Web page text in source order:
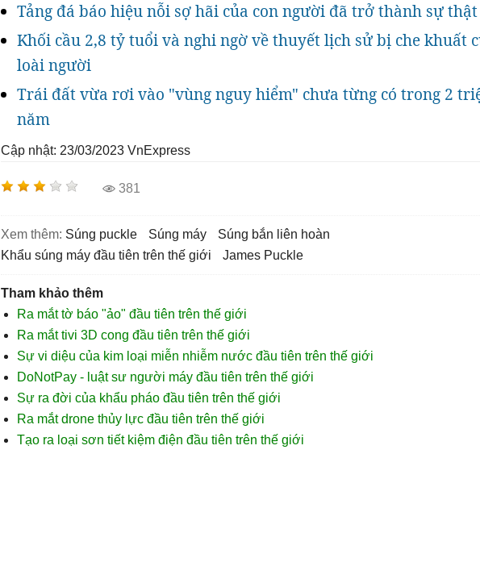
Tảng đá báo hiệu nỗi sợ hãi của con người đã trở thành sự thật
Khối cầu 2,8 tỷ tuổi và nghi ngờ về thuyết lịch sử bị che khuất
loài người
Trái đất vừa rơi vào "vùng nguy hiểm" chưa từng có trong 2
năm
Cập nhật: 23/03/2023 VnExpress
381
Xem thêm: súng puckle súng máy
súng bắn liên hoàn
khẩu súng máy đầu tiên trên thế giới
James Puckle
Tham khảo thêm
Ra mắt tờ báo "ảo" đầu tiên trên thế giới
Ra mắt tivi 3D cong đầu tiên trên thế giới
Sự vi diệu của kim loại miễn nhiễm nước đầu tiên trên thế giới
DoNotPay - luật sư người máy đầu tiên trên thế giới
Sự ra đời của khẩu pháo đầu tiên trên thế giới
Ra mắt drone thủy lực đầu tiên trên thế giới
Tạo ra loại sơn tiết kiệm điện đầu tiên trên thế giới